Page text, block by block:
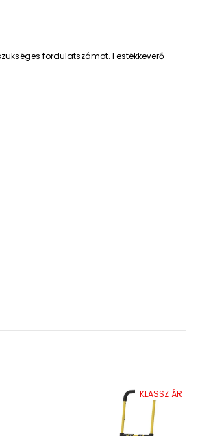
fordulatszámot. Festékkeverő
KLASSZ ÁR